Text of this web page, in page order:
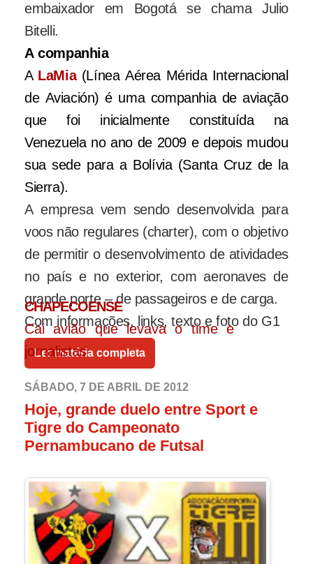
CHAPECOENSE
Cai avião que levava o time e
jornalistas
embaixador em Bogotá se chama Julio
Bitelli.
A companhia
A LaMia (Línea Aérea Mérida Internacional
de Aviación) é uma companhia de aviação
que foi inicialmente constituída na
Venezuela no ano de 2009 e depois mudou
sua sede para a Bolívia (Santa Cruz de la
Sierra).
A empresa vem sendo desenvolvida para
voos não regulares (charter), com o objetivo
de permitir o desenvolvimento de atividades
no país e no exterior, com aeronaves de
grande porte – de passageiros e de carga.
Com informações, links, texto e foto do G1
Ler matéria completa
SÁBADO, 7 DE ABRIL DE 2012
Hoje, grande duelo entre Sport e
Tigre do Campeonato
Pernambucano de Futsal